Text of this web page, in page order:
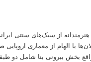
هنرمندانه از سبک‌های سنتی
با الهام از معماری
بخش بیرونی بنا شامل دو